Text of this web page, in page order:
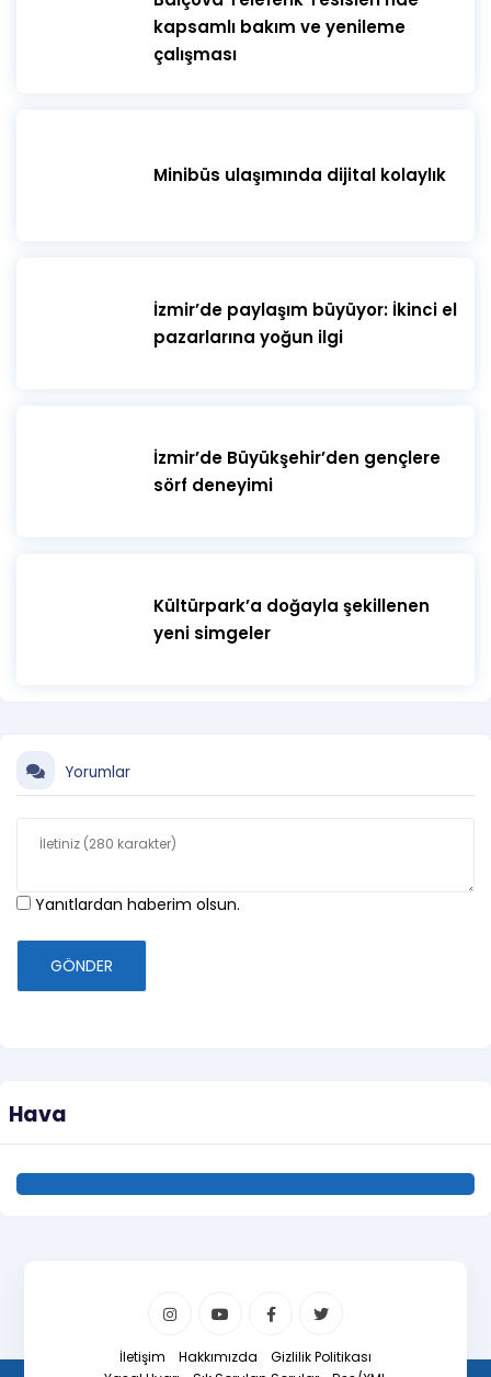
kapsamlı bakım ve yenileme
çalışması
Minibüs ulaşımında dijital kolaylık
İzmir’de paylaşım büyüyor: İkinci el
pazarlarına yoğun ilgi
İzmir’de Büyükşehir’den gençlere
sörf deneyimi
Kültürpark’a doğayla şekillenen
yeni simgeler
Yorumlar
Yanıtlardan haberim olsun.
GÖNDER
Hava
İletişim Hakkımızda
Gizlilik Politikası